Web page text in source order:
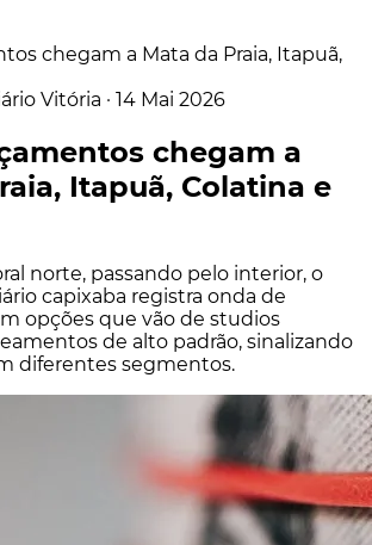
chegam a Mata da Praia, Itapuã,
Vitória · 14 Mai 2026
chegam a
Itapuã, Colatina e
norte, passando pelo interior, o
capixaba registra onda de
opções que vão de studios
de alto padrão, sinalizando
diferentes segmentos.